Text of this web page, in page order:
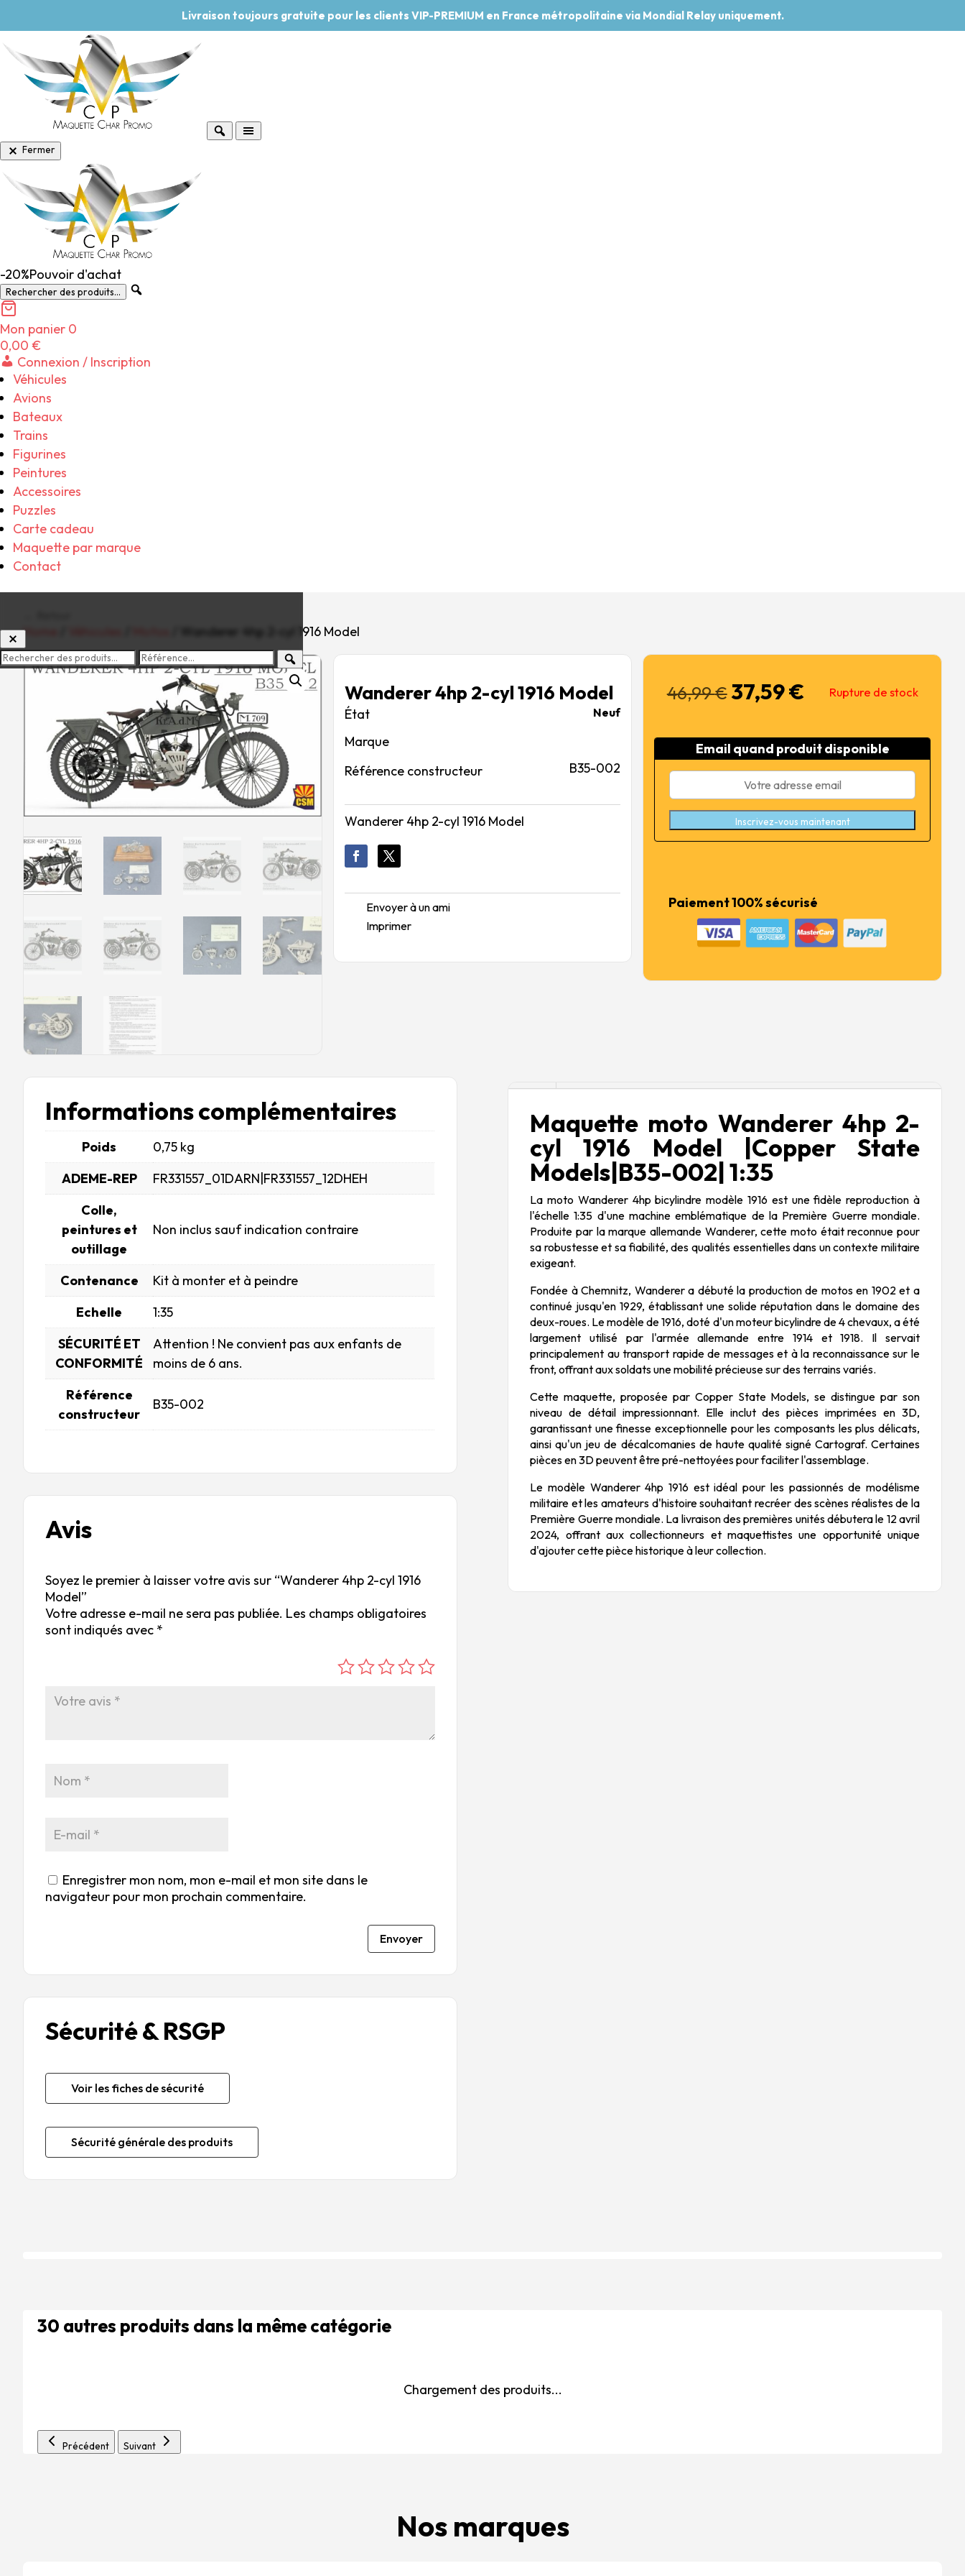
Livraison toujours gratuite pour les clients VIP-PREMIUM en France métropolitaine via Mondial Relay uniquement.
Fermer
-20%Pouvoir d'achat
Rechercher des produits...
Mon panier 0
0,00 €
Connexion / Inscription
Véhicules
Avions
Bateaux
Trains
Figurines
Peintures
Accessoires
Puzzles
Carte cadeau
Maquette par marque
Contact
Home / Wanderer 4hp 2-cyl 1916 Model
Wanderer 4hp 2-cyl 1916 Model
Neuf
Marque
Référence constructeur
B35-002
Wanderer 4hp 2-cyl 1916 Model
Envoyer à un ami
Imprimer
46,99€ Le
prix
était :
46,99 €.
37,59€Le
est :
37,59 €.
Rupture de stock
Email quand produit disponible
Inscrivez-vous maintenant
Paiement 100% sécurisé
Informations complémentaires
Poids
0,75 kg
ADEME-REP
FR331557_01DARN|FR331557_12DHEH
Colle,
peintures et
outillage
Non inclus sauf indication contraire
Contenance
Kit à monter et à peindre
Echelle
1:35
SÉCURITÉ ET
CONFORMITÉ
Attention ! Ne convient pas aux enfants de
moins de 6 ans.
Référence
constructeur
B35-002
Avis
Soyez le premier à laisser votre avis sur “Wanderer 4hp 2-cyl 1916
Model”
Votre adresse e-mail ne sera pas publiée. Les champs obligatoires
sont indiqués avec *
s
Enregistrer mon nom, mon e-mail et mon site dans le
navigateur pour mon prochain commentaire.
Envoyer
Sécurité & RSGP
Voir les fiches de sécurité
Sécurité générale des produits
Maquette moto Wanderer 4hp 2-
cyl 1916 Model |Copper State
Models|B35-002| 1:35
La moto Wanderer 4hp bicylindre modèle 1916 est une fidèle reproduction à
l'échelle 1:35 d'une machine emblématique de la Première Guerre mondiale.
Produite par la marque allemande Wanderer, cette moto était reconnue pour
sa robustesse et sa fiabilité, des qualités essentielles dans un contexte militaire
exigeant.
Fondée à Chemnitz, Wanderer a débuté la production de motos en 1902 et a
continué jusqu'en 1929, établissant une solide réputation dans le domaine des
deux-roues. Le modèle de 1916, doté d'un moteur bicylindre de 4 chevaux, a été
largement utilisé par l'armée allemande entre 1914 et 1918. Il servait
principalement au transport rapide de messages et à la reconnaissance sur le
front, offrant aux soldats une mobilité précieuse sur des terrains variés.
Cette maquette, proposée par Copper State Models, se distingue par son
niveau de détail impressionnant. Elle inclut des pièces imprimées en 3D,
garantissant une finesse exceptionnelle pour les composants les plus délicats,
ainsi qu'un jeu de décalcomanies de haute qualité signé Cartograf. Certaines
pièces en 3D peuvent être pré-nettoyées pour faciliter l'assemblage.
Le modèle Wanderer 4hp 1916 est idéal pour les passionnés de modélisme
militaire et les amateurs d'histoire souhaitant recréer des scènes réalistes de la
Première Guerre mondiale. La livraison des premières unités débutera le 12 avril
2024, offrant aux collectionneurs et maquettistes une opportunité unique
d'ajouter cette pièce historique à leur collection.
30 autres produits dans la même catégorie
Chargement des produits...
Précédent Suivant
Nos marques